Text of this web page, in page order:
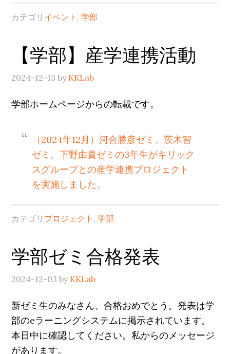
カテゴリ イベント ,学部
【学部】産学連携活動
2024-12-13 by KKLab
学部ホームページからの転載です。
（2024年12月）河合勝彦ゼミ、茨木智
ゼミ、下野由貴ゼミの3年生がキリック
スグループとの産学連携プロジェクト
を実施しました。
カテゴリ プロジェクト ,学部
学部ゼミ合格発表
2024-12-03 by KKLab
新ゼミ生のみなさん、合格おめでとう。発表は学
部のeラーニングシステムに掲示されています。
本日中に確認してください。私からのメッセージ
があります。